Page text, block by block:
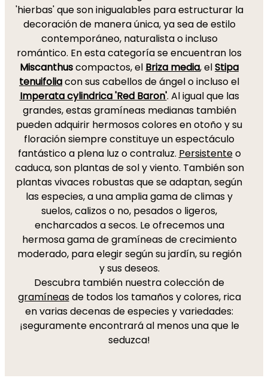
'hierbas' que son inigualables para estructurar la
decoración de manera única, ya sea de estilo
contemporáneo, naturalista o incluso
romántico. En esta categoría se encuentran los
Miscanthuscompactos, el Briza media, elStipa
tenuifoliacon sus cabellos de ángel o incluso el
Imperata cylindrica 'Red Baron'. Al igual que las
grandes, estas gramíneas medianas también
pueden adquirir hermosos colores en otoño y su
floración siempre constituye un espectáculo
fantástico a plena luz o contraluz. Persistenteo
caduca, son plantas de sol y viento. También son
plantas vivaces robustas que se adaptan, según
las especies, a una amplia gama de climas y
suelos, calizos o no, pesados o ligeros,
encharcados a secos. Le ofrecemos una
hermosa gama de gramíneas de crecimiento
moderado, para elegir según su jardín, su región
y sus deseos.
Descubra también nuestra colección de
gramíneasde todos los tamaños y colores, rica
en varias decenas de especies y variedades:
¡seguramente encontrará al menos una que le
seduzca!